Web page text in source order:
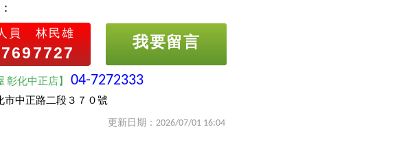
員 林民雄 我要留言
彰化中正店】04-7272333
市中正路二段３７０號
更新日期：2026/07/01 16:04